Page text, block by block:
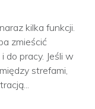
kilka funkcji.
zmieścić
do pracy. Jeśli w
strefami,